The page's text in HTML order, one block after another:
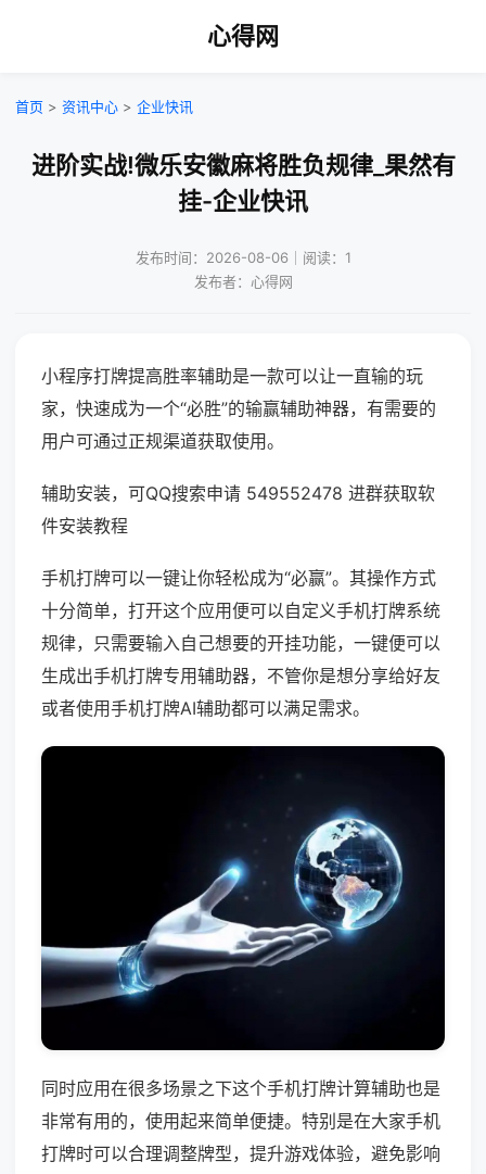
心得网
首页 > 资讯中心 > 企业快讯
进阶实战!微乐安徽麻将胜负规律_果然有
挂-企业快讯
发布时间：2026-08-06｜阅读：1
发布者：心得网
小程序打牌提高胜率辅助是一款可以让一直输的玩
家，快速成为一个“必胜”的输赢辅助神器，有需要的
用户可通过正规渠道获取使用。
辅助安装，可QQ搜索申请 549552478 进群获取软
件安装教程
手机打牌可以一键让你轻松成为“必赢”。其操作方式
十分简单，打开这个应用便可以自定义手机打牌系统
规律，只需要输入自己想要的开挂功能，一键便可以
生成出手机打牌专用辅助器，不管你是想分享给好友
或者使用手机打牌AI辅助都可以满足需求。
同时应用在很多场景之下这个手机打牌计算辅助也是
非常有用的，使用起来简单便捷。特别是在大家手机
打牌时可以合理调整牌型，提升游戏体验，避免影响